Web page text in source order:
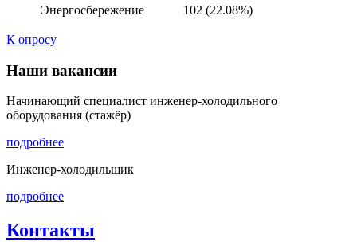
Энергосбережение
102 (22.08%)
К опросу
Наши вакансии
Начинающий специалист инженер-холодильного
оборудования (стажёр)
подробнее
Инженер-холодильщик
подробнее
Контакты